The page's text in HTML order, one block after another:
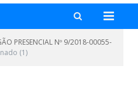
PRESENCIAL Nº 9/2018-00055-
(1)